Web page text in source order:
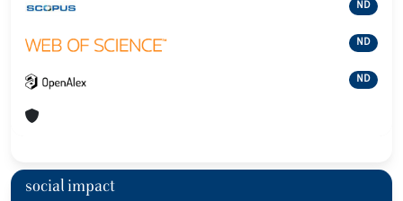
ND
ND
ND
social impact